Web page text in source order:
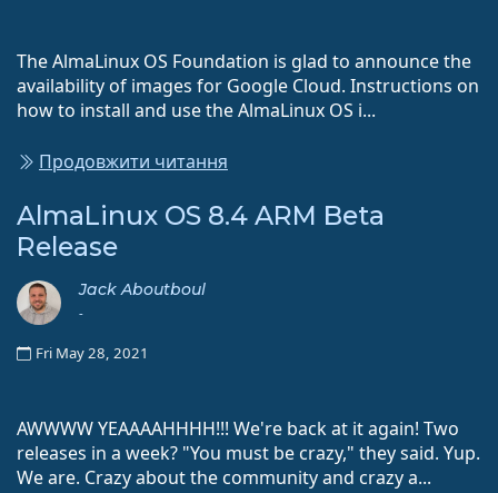
The AlmaLinux OS Foundation is glad to announce the
availability of images for Google Cloud. Instructions on
how to install and use the AlmaLinux OS i...
Продовжити читання
AlmaLinux OS 8.4 ARM Beta
Release
Jack Aboutboul
-
Fri May 28, 2021
AWWWW YEAAAAHHHH!!! We're back at it again! Two
releases in a week? "You must be crazy," they said. Yup.
We are. Crazy about the community and crazy a...